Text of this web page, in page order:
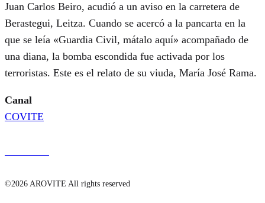
Juan Carlos Beiro, acudió a un aviso en la carretera de
Berastegui, Leitza. Cuando se acercó a la pancarta en la
que se leía «Guardia Civil, mátalo aquí» acompañado de
una diana, la bomba escondida fue activada por los
terroristas. Este es el relato de su viuda, María José Rama.
Canal
COVITE
©2026 AROVITE All rights reserved